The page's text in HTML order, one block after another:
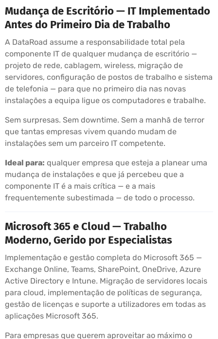
Mudança de Escritório — IT Implementado
Antes do Primeiro Dia de Trabalho
A DataRoad assume a responsabilidade total pela
componente IT de qualquer mudança de escritório —
projeto de rede, cablagem, wireless, migração de
servidores, configuração de postos de trabalho e sistema
de telefonia — para que no primeiro dia nas novas
instalações a equipa ligue os computadores e trabalhe.
Sem surpresas. Sem downtime. Sem a manhã de terror
que tantas empresas vivem quando mudam de
instalações sem um parceiro IT competente.
Ideal para: qualquer empresa que esteja a planear uma
mudança de instalações e que já percebeu que a
componente IT é a mais crítica — e a mais
frequentemente subestimada — de todo o processo.
Microsoft 365 e Cloud — Trabalho
Moderno, Gerido por Especialistas
Implementação e gestão completa do Microsoft 365 —
Exchange Online, Teams, SharePoint, OneDrive, Azure
Active Directory e Intune. Migração de servidores locais
para cloud, implementação de políticas de segurança,
gestão de licenças e suporte a utilizadores em todas as
aplicações Microsoft 365.
Para empresas que querem aproveitar ao máximo o